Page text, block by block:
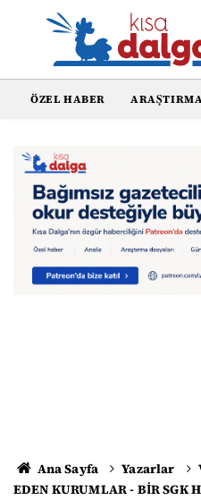
ÖZEL HABER
Ana Sayfa Yazarlar
EDEN KURUMLAR - BİR SGK